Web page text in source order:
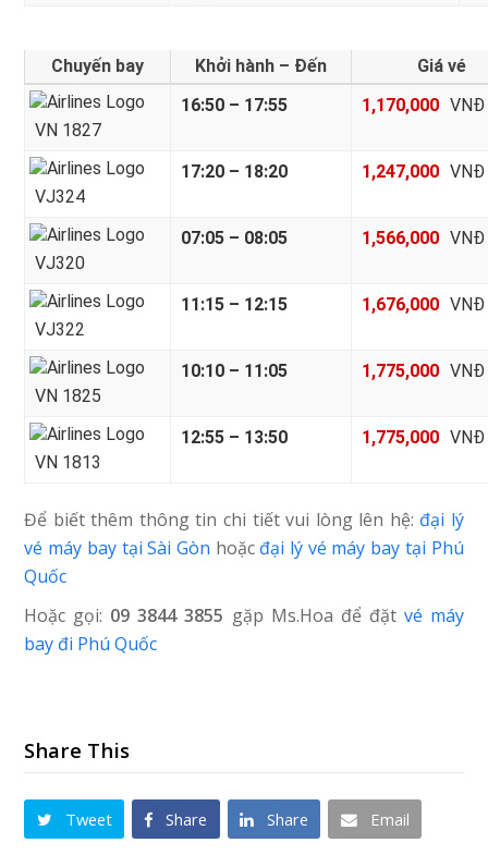
Chuyến bay Khởi hành – Đến Giá vé
VN 1827
16:50 – 17:55 1,170,000 VNĐ
VJ324
17:20 – 18:20 1,247,000 VNĐ
VJ320
07:05 – 08:05 1,566,000 VNĐ
VJ322
11:15 – 12:15 1,676,000 VNĐ
VN 1825
10:10 – 11:05 1,775,000 VNĐ
VN 1813
12:55 – 13:50 1,775,000 VNĐ
Để biết thêm thông tin chi tiết vui lòng lên hệ: đại lý
vé máy bay tại Sài Gòn hoặc đại lý vé máy bay tại Phú
Quốc
Hoặc gọi: 09 3844 3855 gặp Ms.Hoa để đặt vé máy
bay đi Phú Quốc
Share This
Tweet Share Share Email